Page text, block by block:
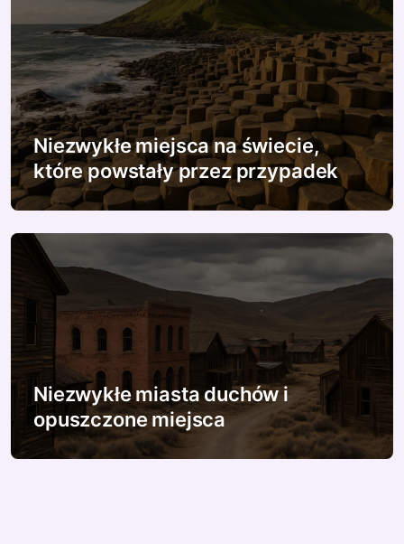
u
Niezwykłe miejsca na świecie,
które powstały przez przypadek
Niezwykłe miasta duchów i
opuszczone miejsca